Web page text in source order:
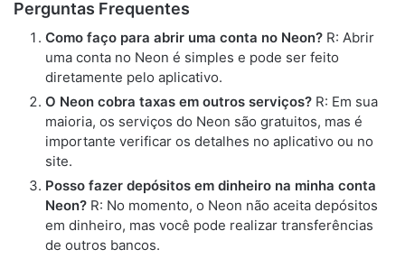
Perguntas Frequentes
Como faço para abrir uma conta no Neon? R: Abrir
uma conta no Neon é simples e pode ser feito
diretamente pelo aplicativo.
O Neon cobra taxas em outros serviços? R: Em sua
maioria, os serviços do Neon são gratuitos, mas é
importante verificar os detalhes no aplicativo ou no
site.
Posso fazer depósitos em dinheiro na minha conta
Neon? R: No momento, o Neon não aceita depósitos
em dinheiro, mas você pode realizar transferências
de outros bancos.